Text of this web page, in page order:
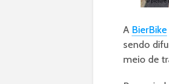
A BierBike
sendo
meio de